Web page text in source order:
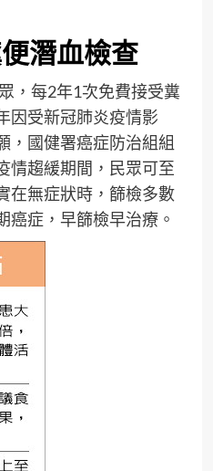
潛血檢查
，每2年1次免費接受糞
因受新冠肺炎疫情影
，國健署癌症防治組組
情趨緩期間，民眾可至
在無症狀時，篩檢多數
癌症，早篩檢早治療。